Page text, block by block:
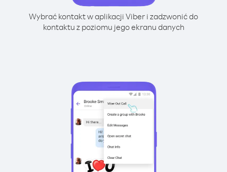
Wybrać kontakt w aplikacji Viber i zadzwonić do
kontaktu z poziomu jego ekranu danych